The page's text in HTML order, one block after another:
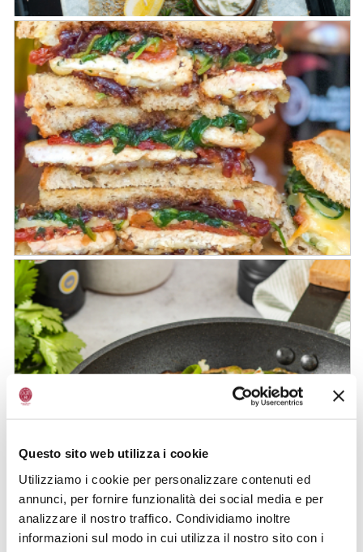
Questo sito web utilizza i cookie
Utilizziamo i cookie per personalizzare contenuti ed
annunci, per fornire funzionalità dei social media e per
analizzare il nostro traffico. Condividiamo inoltre
informazioni sul modo in cui utilizza il nostro sito con i
Brochettes de thon et tzatziki aux
endives
au Vinaigre Balsamique de Modène
IGP